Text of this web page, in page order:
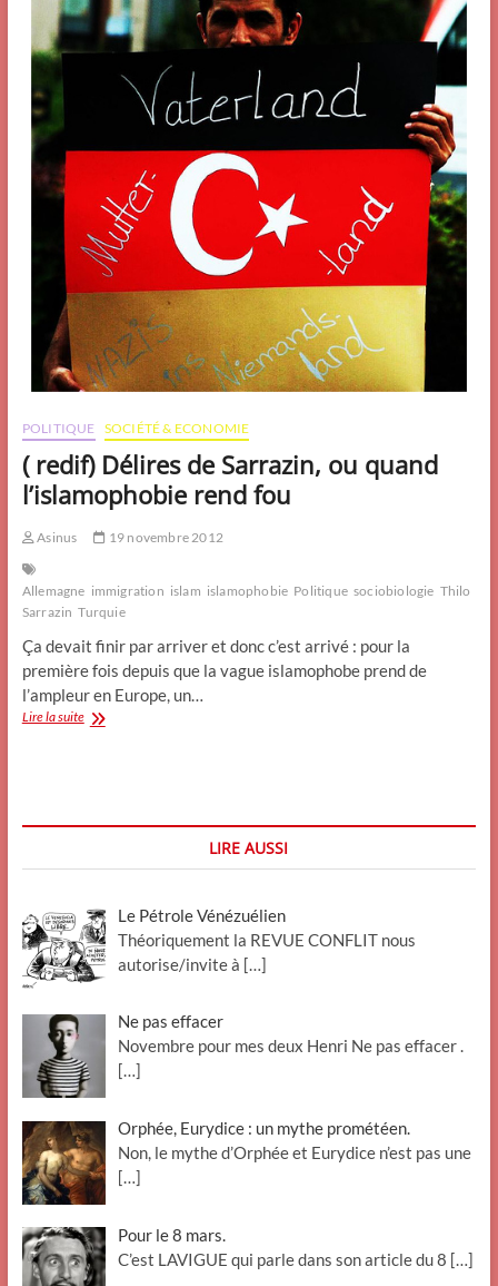
POLITIQUE SOCIÉTÉ & ECONOMIE
( redif) Délires de Sarrazin, ou quand
l’islamophobie rend fou
Asinus 19 novembre 2012
Allemagne immigration islam islamophobie Politique sociobiologie Thilo
Sarrazin Turquie
Ça devait finir par arriver et donc c’est arrivé : pour la
première fois depuis que la vague islamophobe prend de
l’ampleur en Europe, un…
Lire la suite(
rend
LIRE AUSSI
Le Pétrole Vénézuélien
Théoriquement la REVUE CONFLIT nous
autorise/invite à […]
Ne pas effacer
Novembre pour mes deux Henri Ne pas effacer .
[…]
Orphée, Eurydice : un mythe prométéen.
Non, le mythe d’Orphée et Eurydice n’est pas une
[…]
Pour le 8 mars.
C’est LAVIGUE qui parle dans son article du 8 […]